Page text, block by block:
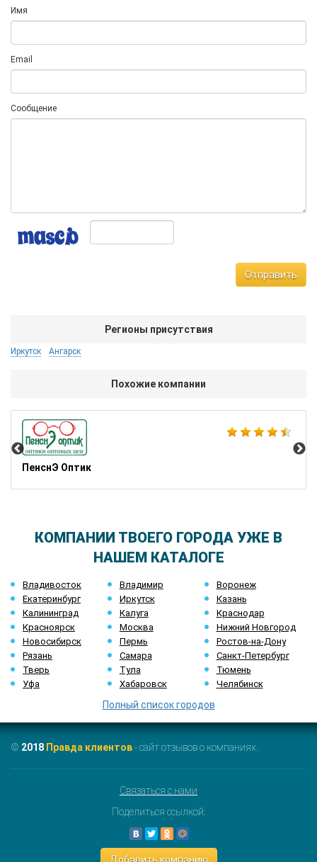
Имя
Email
Сообщение
Отправить
Регионы присутствия
Иркутск Ангарск
Похожие компании
ПенснЭ Оптик
КОМПАНИИ ТВОЕГО ГОРОДА УЖЕ В
НАШЕМ КАТАЛОГЕ
Владивосток Владимир
Воронеж
Екатеринбург
Иркутск
Казань
Калининград
Калуга
Краснодар
Красноярск
Москва
Нижний Новгород
Новосибирск
Пермь
Ростов-на-Дону
Рязань
Самара
Санкт-Петербург
Тверь
Тула
Тюмень
Уфа
Хабаровск Челябинск
Полный список городов
© 2018 Правда клиентов- сайт отзывов о компаниях.
Связаться с нами
Поделиться ссылкой: